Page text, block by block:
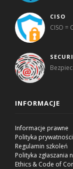
CISO
CISO =
INFORMACJE
Informacje prawne
Polityka prywatności
Regulamin szkoleń
Polityka zgłaszania
Ethics & Code of